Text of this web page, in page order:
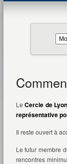
LeCercle de Lyon
représentative
Il reste ouvert à
Le futur membre
rencontres